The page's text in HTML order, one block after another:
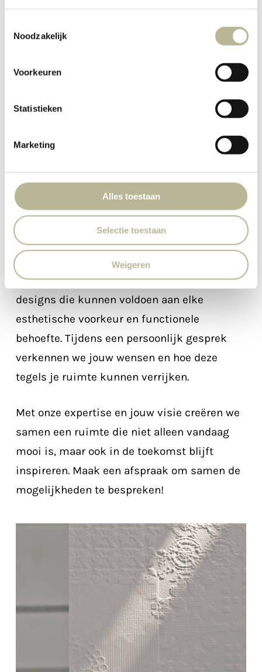
Noodzakelijk
Voorkeuren
Statistieken
Marketing
Alles toestaan
Selectie toestaan
Weigeren
Persoonlijke begeleiding voor jouw
perfecte Mutina tegelkeuze
Een tegel kiezen bij
kiezen voor een ervaring. Dit merk, bekend
om zijn unieke samenwerkingen met
topontwerpers, levert een breed scala aan
designs die kunnen voldoen aan elke
esthetische voorkeur en functionele
behoefte. Tijdens een persoonlijk gesprek
verkennen we jouw wensen en hoe deze
tegels je ruimte kunnen verrijken.
Met onze expertise en jouw visie creëren we
samen een ruimte die niet alleen vandaag
mooi is, maar ook in de toekomst blijft
inspireren. Maak een afspraak om samen de
mogelijkheden te bespreken!